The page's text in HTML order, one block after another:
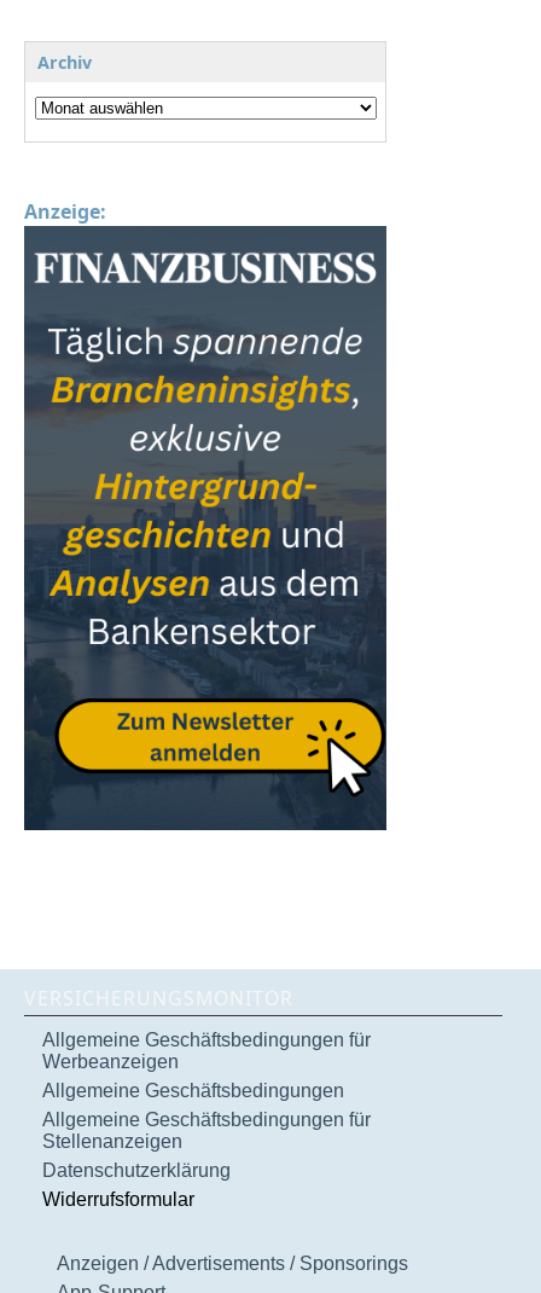
Archiv
Anzeige:
VERSICHERUNGSMONITOR
Allgemeine Geschäftsbedingungen für
Werbeanzeigen
Allgemeine Geschäftsbedingungen
Allgemeine Geschäftsbedingungen für
Stellenanzeigen
Datenschutzerklärung
Widerrufsformular
Anzeigen / Advertisements / Sponsorings